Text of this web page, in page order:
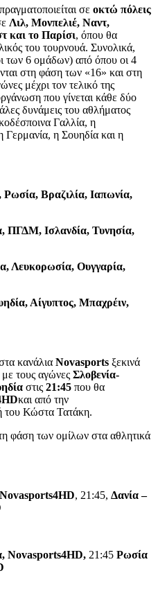
σε οκτώ πόλεις
Λιλ, Μονπελιέ, Ναντ,
και το Παρίσι, όπου θα
του τουρνουά. Συνολικά,
των 6 ομάδων) από όπου οι 4
στη φάση των «16» και στη
μέχρι τον τελικό της
που γίνεται κάθε δύο
δυνάμεις του αθλήματος
Γαλλία, η
η Σουηδία και η
Βραζιλία, Ιαπωνία,
ΠΓΔΜ, Ισλανδία, Τυνησία,
Λευκορωσία, Ουγγαρία,
Αίγυπτος, Μπαχρέιν,
κανάλια Novasports ξεκινά
με τους αγώνες Σλοβενία-
στις 21:45 που θα
HDκαι από την
του Κώστα Τατάκη.
φάση των ομίλων στα αθλητικά
Novasports4HD, 21:45, Δανία –
Novasports4HD, 21:45 Ρωσία